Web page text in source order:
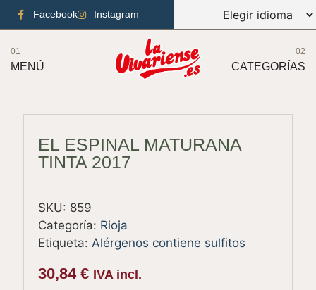
Facebook Instagram
01
MENÚ
02
CATEGORÍAS
EL ESPINAL MATURANA
TINTA 2017
SKU: 859
Categoría: Rioja
Etiqueta: Alérgenos contiene sulfitos
30,84€ IVA incl.